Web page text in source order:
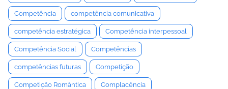
Competência competência comunicativa
competência estratégica Competência interpessoal
Competência Social Competências
competências futuras Competição
Competição Romântica Complacência